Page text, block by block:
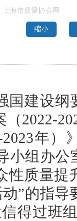
上海市质量协会网
缩小
国建设
2022-
年）
小组办
性质量提
动”的指
得过班